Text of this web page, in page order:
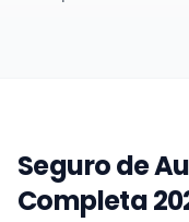
Seguro de
Completa